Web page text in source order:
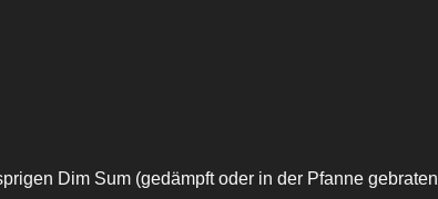
Dim Sum (gedämpft oder in der Pfanne